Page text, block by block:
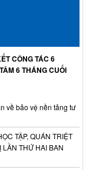
CÔNG TÁC 6
6 THÁNG CUỐI
về bảo vệ nền tảng tư
TẬP, QUÁN TRIỆT
LẦN THỨ HAI BAN